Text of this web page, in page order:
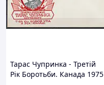
Тарас Чупринка - Третій
Рік Боротьби. Канада 1975